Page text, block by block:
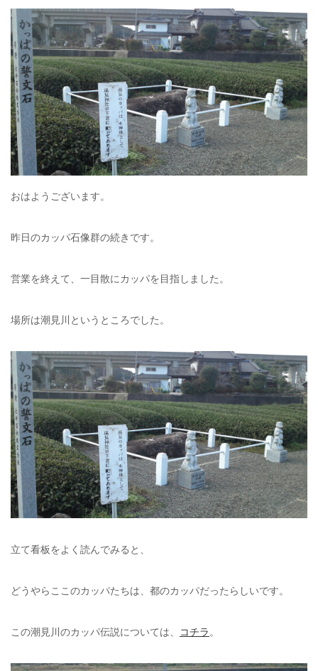
おはようございます。
昨日のカッパ石像群の続きです。
営業を終えて、一目散にカッパを目指しました。
場所は潮見川というところでした。
立て看板をよく読んでみると、
どうやらここのカッパたちは、都のカッパだったらしいです。
この潮見川のカッパ伝説については、 コチラ 。